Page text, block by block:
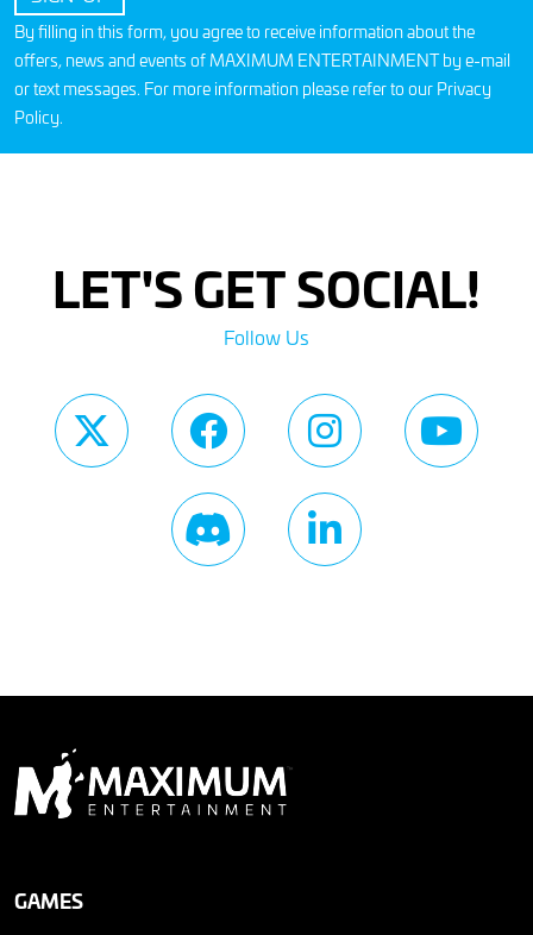
By filling in this form, you agree to receive information about the
offers, news and events of MAXIMUM ENTERTAINMENT by e-mail
or text messages. For more information please refer to our Privacy
Policy.
LET'S GET SOCIAL!
Follow Us
GAMES